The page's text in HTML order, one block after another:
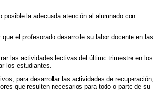
posible la adecuada atención al alumnado con
el profesorado desarrolle su labor docente en las
las actividades lectivas del último trimestre en los
los estudiantes.
para desarrollar las actividades de recuperación,
que resulten necesarios para todo o parte de su